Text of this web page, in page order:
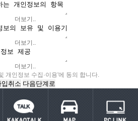
더보기..
더보기..
더보기..
개인정보 수집·이용'에 동의 합니다.